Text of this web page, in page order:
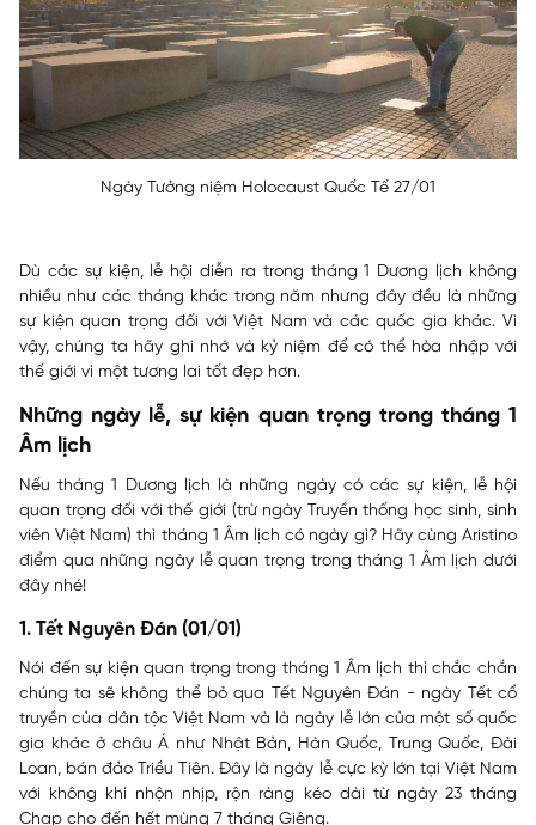
Ngày Tưởng niệm Holocaust Quốc Tế 27/01
Dù các sự kiện, lễ hội diễn ra trong tháng 1 Dương lịch không
nhiều như các tháng khác trong năm nhưng đây đều là những
sự kiện quan trọng đối với Việt Nam và các quốc gia khác. Vì
vậy, chúng ta hãy ghi nhớ và kỷ niệm để có thể hòa nhập với
thế giới vì một tương lai tốt đẹp hơn.
Những ngày lễ, sự kiện quan trọng trong tháng 1
Âm lịch
Nếu tháng 1 Dương lịch là những ngày có các sự kiện, lễ hội
quan trọng đối với thế giới (trừ ngày Truyền thống học sinh, sinh
viên Việt Nam) thì tháng 1 Âm lịch có ngày gì? Hãy cùng Aristino
điểm qua những ngày lễ quan trọng trong tháng 1 Âm lịch dưới
đây nhé!
1. Tết Nguyên Đán (01/01)
Nói đến sự kiện quan trọng trong tháng 1 Âm lịch thì chắc chắn
chúng ta sẽ không thể bỏ qua Tết Nguyên Đán - ngày Tết cổ
truyền của dân tộc Việt Nam và là ngày lễ lớn của một số quốc
gia khác ở châu Á như Nhật Bản, Hàn Quốc, Trung Quốc, Đài
Loan, bán đảo Triều Tiên. Đây là ngày lễ cực kỳ lớn tại Việt Nam
với không khí nhộn nhịp, rộn ràng kéo dài từ ngày 23 tháng
Chạp cho đến hết mùng 7 tháng Giêng.